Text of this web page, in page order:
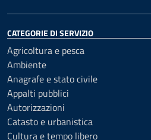
CATEGORIE DI SERVIZIO
Agricoltura e pesca
Ambiente
Anagrafe e stato civile
Appalti pubblici
Autorizzazioni
Catasto e urbanistica
Cultura e tempo libero